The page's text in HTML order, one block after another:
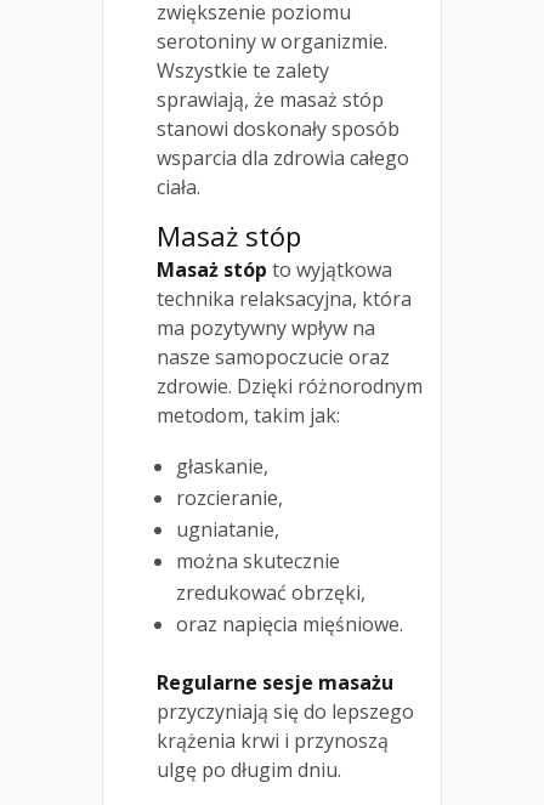
zwiększenie poziomu
serotoniny w organizmie.
Wszystkie te zalety
sprawiają, że masaż stóp
stanowi doskonały sposób
wsparcia dla zdrowia całego
ciała.
Masaż stóp
Masaż stóp to wyjątkowa
technika relaksacyjna, która
ma pozytywny wpływ na
nasze samopoczucie oraz
zdrowie. Dzięki różnorodnym
metodom, takim jak:
głaskanie,
rozcieranie,
ugniatanie,
można skutecznie
zredukować obrzęki,
oraz napięcia mięśniowe.
Regularne sesje masażu
przyczyniają się do lepszego
krążenia krwi i przynoszą
ulgę po długim dniu.